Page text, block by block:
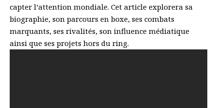
capter l’attention mondiale. Cet article explorera sa
biographie, son parcours en boxe, ses combats
marquants, ses rivalités, son influence médiatique
ainsi que ses projets hors du ring.